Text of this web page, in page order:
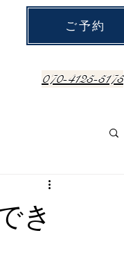
ご予約
070-4125-5175
き